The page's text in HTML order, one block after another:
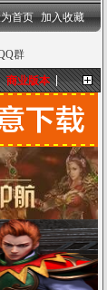
设为首页|加入收藏
群
首页 加入收藏
更多...
商业版本